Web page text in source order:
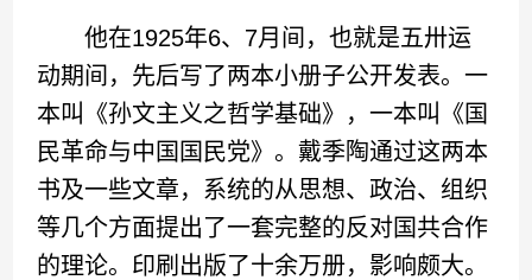
他在1925年6、7月间，也就是五卅运
动期间，先后写了两本小册子公开发表。一
本叫《孙文主义之哲学基础》，一本叫《国
民革命与中国国民党》。戴季陶通过这两本
书及一些文章，系统的从思想、政治、组织
等几个方面提出了一套完整的反对国共合作
的理论。印刷出版了十余万册，影响颇大。